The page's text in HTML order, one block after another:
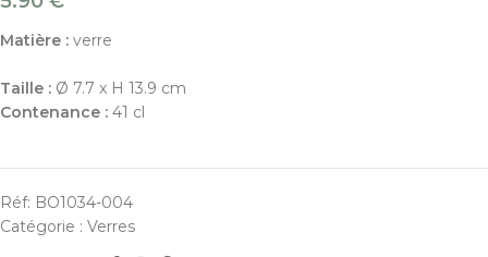
Matière : verre
Taille : Ø 7.7 x H 13.9 cm
Contenance : 41 cl
Réf: BO1034-004
Catégorie : Verres